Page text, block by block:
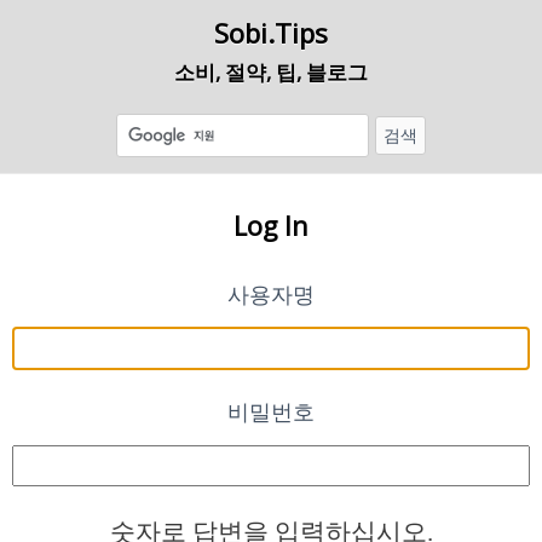
Sobi.Tips
소비, 절약, 팁, 블로그
Log In
사용자명
비밀번호
숫자로 답변을 입력하십시오.